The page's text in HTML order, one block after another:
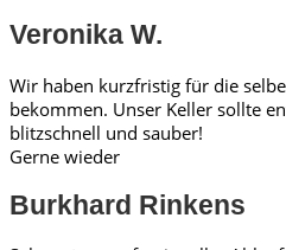
Veronika W.
Wir haben kurzfristig für die
bekommen. Unser Keller sollte
blitzschnell und sauber!
Gerne wieder
Burkhard Rinkens